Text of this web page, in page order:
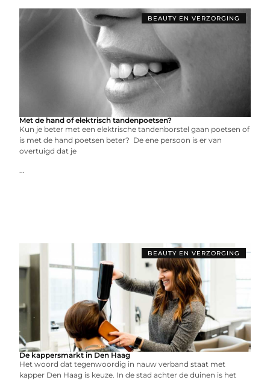
BEAUTY EN VERZORGING
Met de hand of elektrisch tandenpoetsen?
Kun je beter met een elektrische tandenborstel gaan poetsen of
is met de hand poetsen beter? De ene persoon is er van
overtuigd dat je
...
BEAUTY EN VERZORGING
De kappersmarkt in Den Haag
Het woord dat tegenwoordig in nauw verband staat met
kapper Den Haag is keuze. In de stad achter de duinen is het